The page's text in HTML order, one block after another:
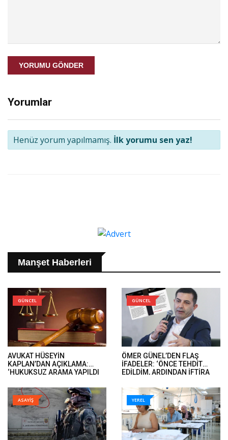
YORUMU GÖNDER
Yorumlar
Henüz yorum yapılmamış. İlk yorumu sen yaz!
Manşet Haberleri
GÜNCEL
AVUKAT HÜSEYİN
KAPLAN’DAN AÇIKLAMA:
‘HUKUKSUZ ARAMA YAPILDI
DOSYALARINA EL KONULDU’..
GÜNCEL
ÖMER GÜNEL’DEN FLAŞ
İFADELER: ‘ÖNCE TEHDİT
EDİLDİM, ARDINDAN İFTİRA
ASAYİŞ YEREL